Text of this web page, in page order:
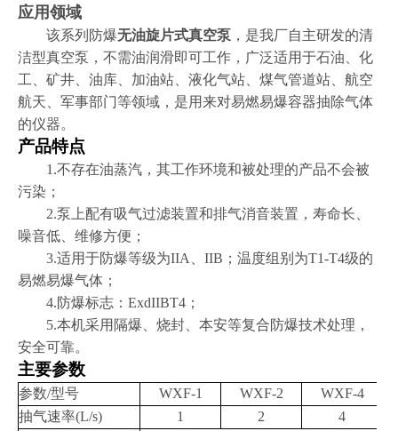
应用领域
该系列防爆无油旋片式真空泵 ，是我厂自主研发的清
洁型真空泵，不需油润滑即可工作，广泛适用于石油、化
工、矿井、油库、加油站、液化气站、煤气管道站、航空
航天、军事部门等领域，是用来对易燃易爆容器抽除气体
的仪器。
产品特点
1.不存在油蒸汽，其工作环境和被处理的产品不会被
污染；
2.泵上配有吸气过滤装置和排气消音装置，寿命长、
噪音低、维修方便；
3.适用于防爆等级为IIA、IIB；温度组别为T1-T4级的
易燃易爆气体；
4.防爆标志：ExdIIBT4；
5.本机采用隔爆、烧封、本安等复合防爆技术处理，
安全可靠。
主要参数
参数/型号 WXF-1 WXF-2
WXF-4
抽气速率(L/s) 1 2
4